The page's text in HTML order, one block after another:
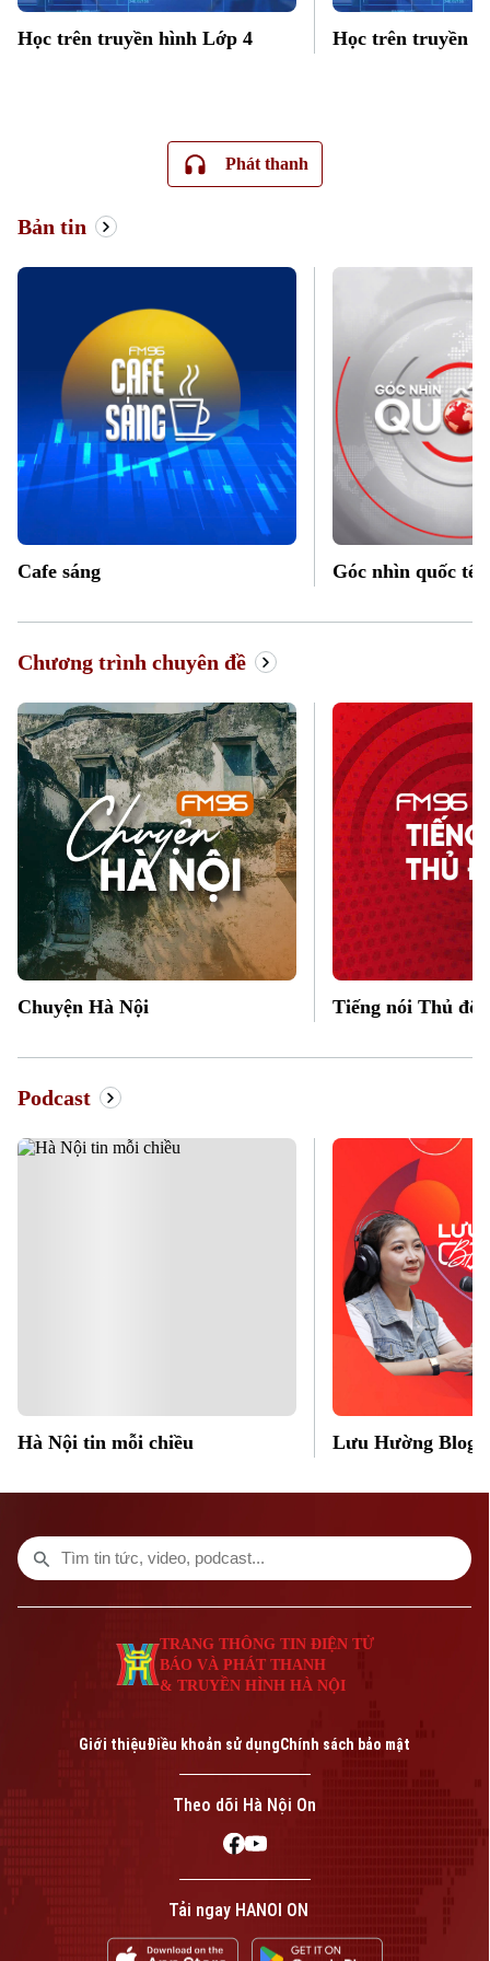
Liên hệ đường dây nóng (bấm để gọi)
Tòa soạn
0865.116.699 (hotline)
Tòa soạn
Bản quyền thuộc về Cơ quan Báo và Phát thanh Truyền hình Hà Nội Giấy
phép số: Số 63/GP-TTDT, cấp ngày 10/05/2023
TRANG THÔNG TIN ĐIỆN TỬ
Số 3-5 Huỳnh Thúc Kháng-Phường Láng-Hà Nội
Giám đốc: VŨ MINH TUẤN
Phó Giám đốc: Nguyễn Kim Khiêm, Nguyễn Minh Đức, Nguyễn Thành Lợi
Học trên truyền hình Lớp 4 Học trên truyền
Phát thanh
Bản tin
Cafe sáng Góc nhìn quốc tế
Chương trình chuyên đề
Chuyện Hà Nội Tiếng nói Thủ đô
Podcast
Hà Nội tin mỗi chiều Lưu Hường Blog
TRANG THÔNG TIN ĐIỆN TỬ
BÁO VÀ PHÁT THANH
& TRUYỀN HÌNH HÀ NỘI
Giới thiệuĐiều khoản sử dụngChính sách bảo mật
Theo dõi Hà Nội On
Tải ngay HANOI ON